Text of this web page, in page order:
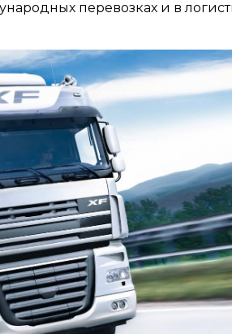
перевозках и в